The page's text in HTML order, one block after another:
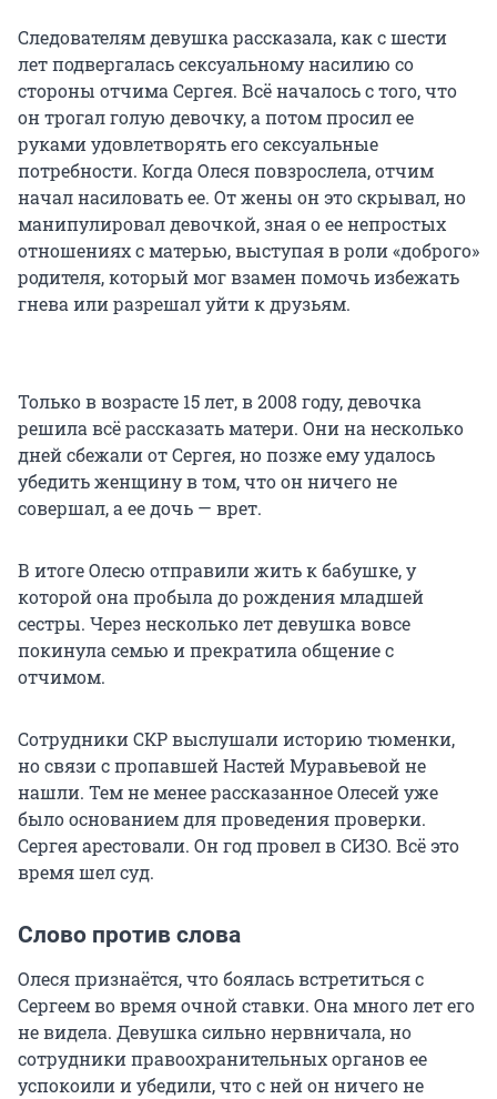
Следователям девушка рассказала, как с шести
лет подвергалась сексуальному насилию со
стороны отчима Сергея. Всё началось с того, что
он трогал голую девочку, а потом просил ее
руками удовлетворять его сексуальные
потребности. Когда Олеся повзрослела, отчим
начал насиловать ее. От жены он это скрывал, но
манипулировал девочкой, зная о ее непростых
отношениях с матерью, выступая в роли «доброго»
родителя, который мог взамен помочь избежать
гнева или разрешал уйти к друзьям.
Только в возрасте 15 лет, в 2008 году, девочка
решила всё рассказать матери. Они на несколько
дней сбежали от Сергея, но позже ему удалось
убедить женщину в том, что он ничего не
совершал, а ее дочь — врет.
В итоге Олесю отправили жить к бабушке, у
которой она пробыла до рождения младшей
сестры. Через несколько лет девушка вовсе
покинула семью и прекратила общение с
отчимом.
Сотрудники СКР выслушали историю тюменки,
но связи с пропавшей Настей Муравьевой не
нашли. Тем не менее рассказанное Олесей уже
было основанием для проведения проверки.
Сергея арестовали. Он год провел в СИЗО. Всё это
время шел суд.
Слово против слова
Олеся признаётся, что боялась встретиться с
Сергеем во время очной ставки. Она много лет его
не видела. Девушка сильно нервничала, но
сотрудники правоохранительных органов ее
успокоили и убедили, что с ней он ничего не